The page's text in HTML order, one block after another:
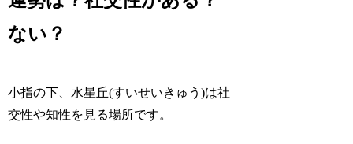
ない？
小指の下、水星丘(すいせいきゅう)は社
交性や知性を見る場所です。